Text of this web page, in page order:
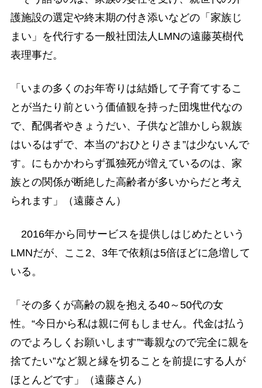
護施設の選定や終末期の付き添いなどの「家族じ
まい」を代行する一般社団法人LMNの遠藤英樹代
表理事だ。
「いまの多くのお年寄りは結婚して子育てするこ
とが当たり前という価値観を持った団塊世代なの
で、配偶者やきょうだい、子供など誰かしら親族
はいるはずで、本当の“おひとりさま”は少ないんで
す。にもかかわらず孤独死が増えているのは、家
族との関係が断絶した高齢者が多いからだと考え
られます」（遠藤さん）
2016年から同サービスを提供しはじめたという
LMNだが、ここ2、3年で依頼は5倍ほどに急増して
いる。
「その多くが高齢の親を抱える40～50代の女
性。“今日から私は親に何もしません。代金は払う
のでよろしくお願いします”“毒親なので完全に親を
捨てたい”など親と縁を切ることを前提にする人が
ほとんどです」（遠藤さん）